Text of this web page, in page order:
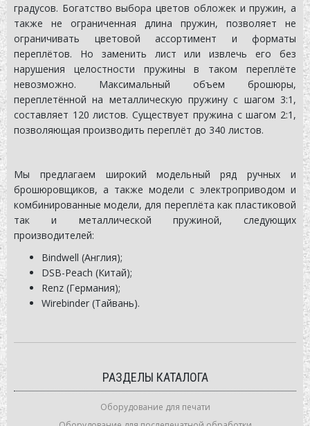
градусов. Богатство выбора цветов обложек и пружин, а
также не ограниченная длина пружин, позволяет не
ограничивать цветовой ассортимент и форматы
переплётов. Но заменить лист или извлечь его без
нарушения целостности пружины в таком переплёте
невозможно. Максимальный объем брошюры,
переплетённой на металлическую пружину с шагом 3:1,
составляет 120 листов. Существует пружина с шагом 2:1,
позволяющая производить переплёт до 340 листов.
Мы предлагаем широкий модельный ряд ручных и
брошюровщиков, а также модели с электроприводом и
комбинированные модели, для переплёта как пластиковой
так и металлической пружиной, следующих
производителей:
Bindwell (Англия);
DSB-Peach (Китай);
Renz (Германия);
Wirebinder (Тайвань).
РАЗДЕЛЫ КАТАЛОГА
Оборудование для печати